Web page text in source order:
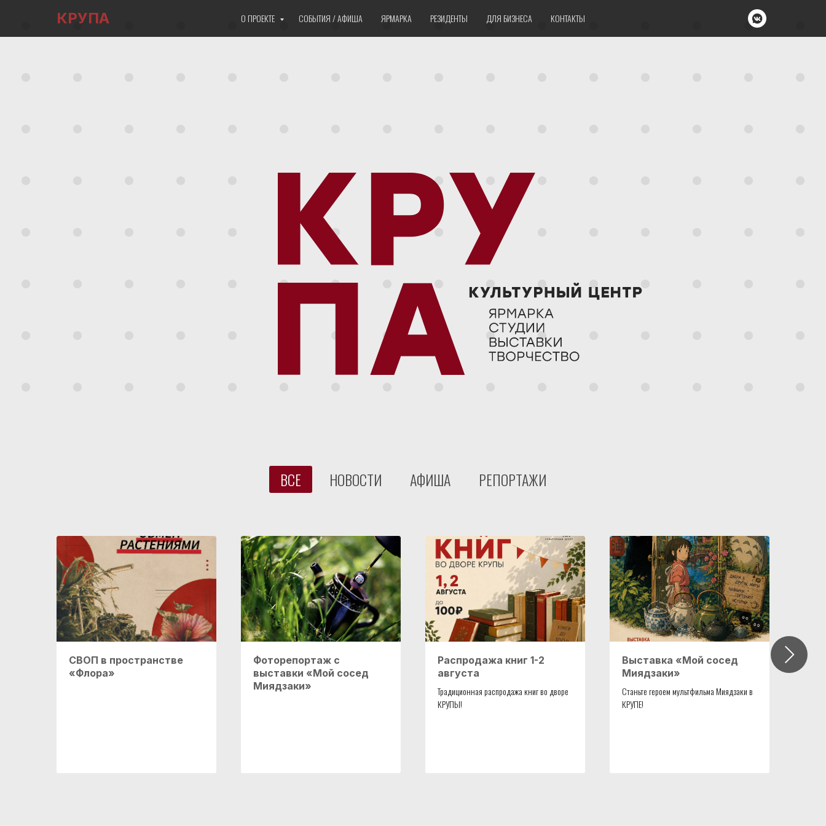
КРУПА О ПРОЕКТЕ СОБЫТИЯ / АФИША ЯРМАРКА РЕЗИДЕНТЫ ДЛЯ БИЗНЕСА КОНТАКТЫ
ВСЕ НОВОСТИ АФИША РЕПОРТАЖИ
СВОП в пространстве
«Флора»
Фоторепортаж с
выставки «Мой сосед
Миядзаки»
Распродажа книг 1-2
августа
Традиционная распродажа книг во дворе
КРУПЫ!
Выставка «Мой сосед
Миядзаки»
Станьте героем мультфильма Миядзаки в
КРУПЕ!